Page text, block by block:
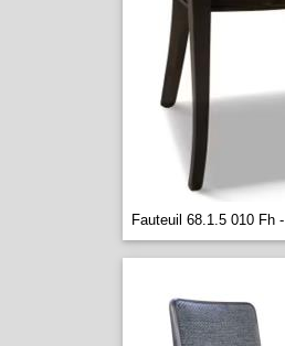
Fauteuil 68.1.5 010 Fh -